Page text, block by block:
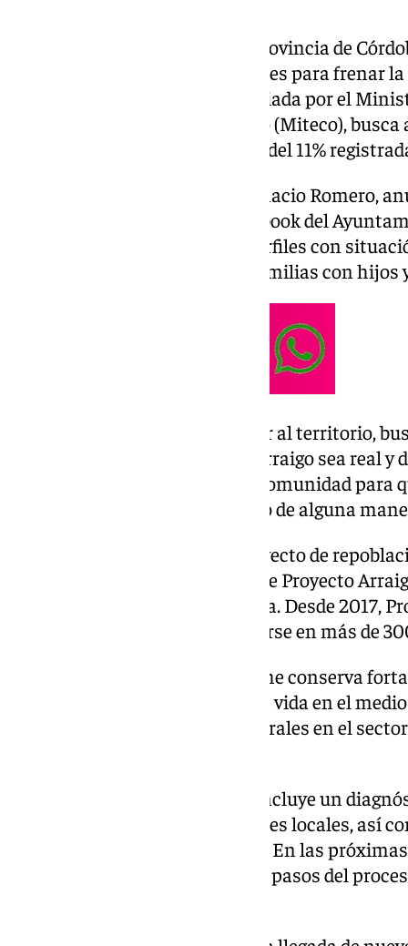
, un municipio de la provincia de
iniciado un programa de 15 meses para frenar
municipio. La iniciativa, financiada por el
Ecológica y el Reto Demográfico (Miteco),
revertir la pérdida de población del 11%
El alcalde de Pedroche, Juan Ignacio Romero,
video en el perfil oficial de Facebook del
programa busca seleccionar perfiles con
integrarse, dando prioridad a familias con
«Este proyecto incluye escuchar al territorio,
acompañamiento para que el arraigo sea real y
También hizo un llamado a la comunidad para
vivienda, empleo o participando de alguna
El programa es parte de un proyecto de
ejecución técnica está a cargo de Proyecto
procesos de repoblación efectiva. Desde 2017,
más de 1.000 familias a instalarse en más de
Según Proyecto Arraigo, Pedroche conserva
para quienes buscan una nueva vida en el
de vivienda, oportunidades laborales en el
La primera fase del programa incluye un
identificar recursos y necesidades locales, así
para involucrar a la ciudadanía. En las
charla pública para explicar los pasos del